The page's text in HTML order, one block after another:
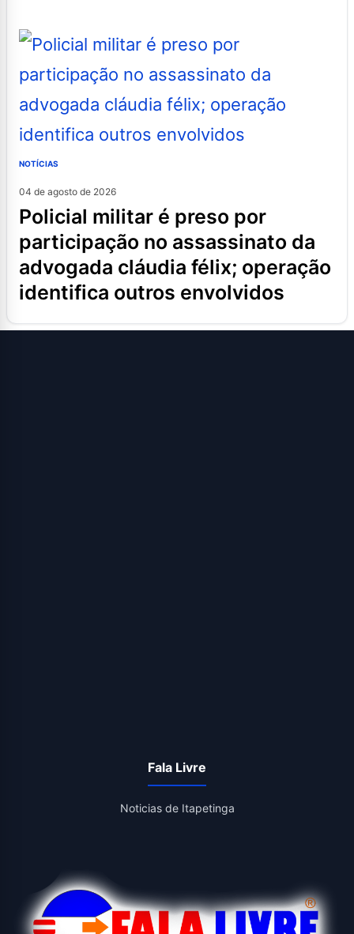
NOTÍCIAS
04 de agosto de 2026
policial militar é preso por
participação no assassinato da
advogada cláudia félix; operação
identifica outros envolvidos
Fala Livre
Noticias de Itapetinga